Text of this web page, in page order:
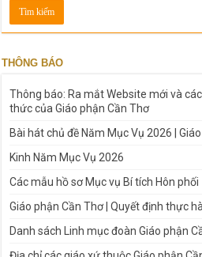
THÔNG BÁO
Thông báo: Ra mắt Website mới và
thức của Giáo phận Cần Thơ
Bài hát chủ đề Năm Mục Vụ 2026 |
Kinh Năm Mục Vụ 2026
Các mẫu hồ sơ Mục vụ Bí tích Hôn phối
Giáo phận Cần Thơ | Quyết định thực
Danh sách Linh mục đoàn Giáo phận